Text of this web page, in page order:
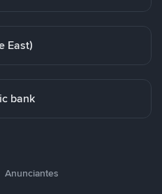
East)
bank
Anunciantes